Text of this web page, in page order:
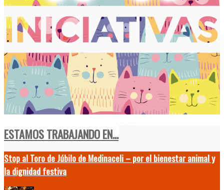
ESTAMOS TRABAJANDO EN...
Stop al Toro de Júbilo de Medinaceli – por el bienestar animal y
la dignidad festiva